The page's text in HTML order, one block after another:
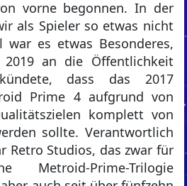
vorne begonnen. In der
als Spieler so etwas nicht
es etwas Besonderes,
an die Öffentlichkeit
dass das 2017
Prime 4 aufgrund von
komplett von
sollte. Verantwortlich
Retro Studios, das zwar für
Metroid-Prime-Trilogie